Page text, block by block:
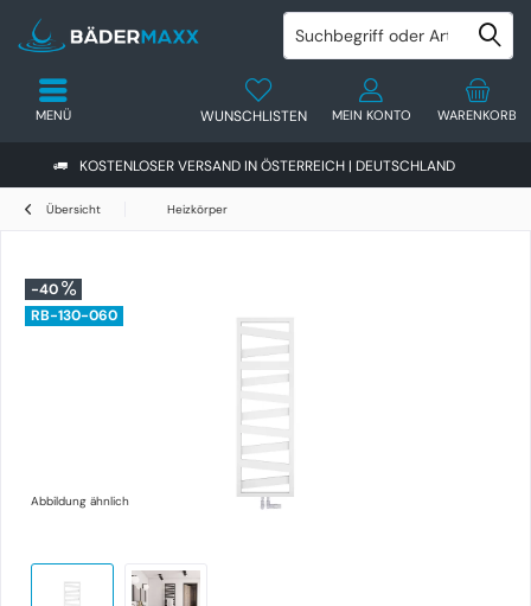
KOSTENLOSER VERSAND IN ÖSTERREICH | DEUTSCHLAND
WARENKORB
WUNSCHLISTEN MEIN KONTO
MENÜ
Übersicht Heizkörper
-40
RB-130-060
Abbildung ähnlich